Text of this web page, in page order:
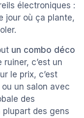
électroniques :
jour où ça plante,
un combo déco
c’est un
le prix, c’est
un salon avec
des
des gens